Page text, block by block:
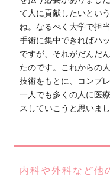
て人に貢献したいとい
ね。なるべく大学で担
手術に集中できればハ
ですが、それがだんだ
たのです。これからの
技術をもとに、コンプ
一人でも多くの人に医
スしていこうと思いまし
内科や外科など他